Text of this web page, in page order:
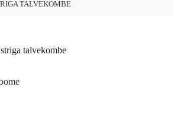
TALVEKOMBE
talvekombe